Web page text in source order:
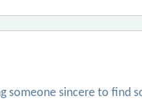
someone sincere to find